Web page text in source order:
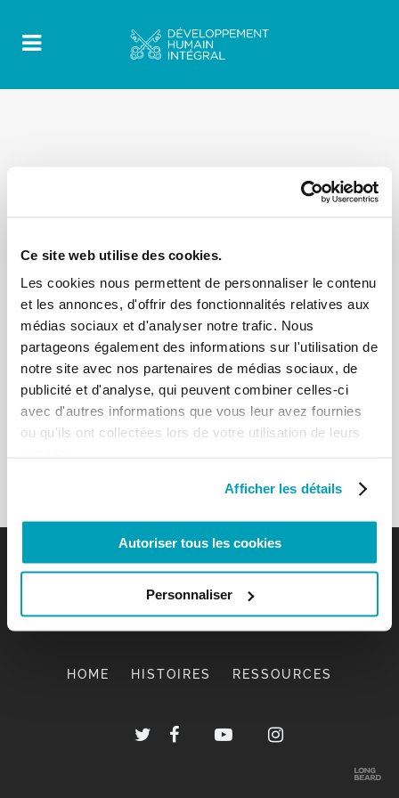
Ce site web utilise des cookies.
Les cookies nous permettent de personnaliser le contenu
et les annonces, d'offrir des fonctionnalités relatives aux
médias sociaux et d'analyser notre trafic. Nous
partageons également des informations sur l'utilisation de
notre site avec nos partenaires de médias sociaux, de
publicité et d'analyse, qui peuvent combiner celles-ci
avec d'autres informations que vous leur avez fournies
ou qu'ils ont collectées lors de votre utilisation de leurs
Afficher les détails
Autoriser tous les cookies
Personnaliser
HOME HISTOIRES RESSOURCES